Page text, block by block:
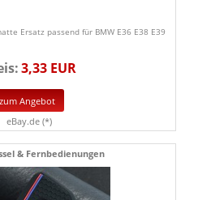
Ersatz passend für BMW E36 E38 E39
3,33 EUR
zum Angebot
eBay.de (*)
& Fernbedienungen